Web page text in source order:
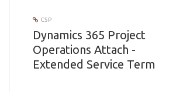
CSP
Dynamics 365 Project
Operations Attach -
Extended Service Term